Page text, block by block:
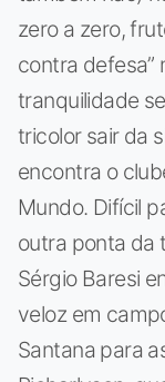
zero a zero,
contra defesa”
tranquilidade
tricolor sair da
encontra o
Mundo. Difícil
outra ponta da
Sérgio Baresi
veloz em
Santana para